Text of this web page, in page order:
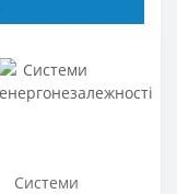
Системи